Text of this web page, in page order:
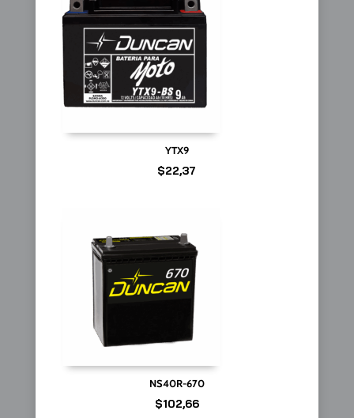
YTX9
$22,37
NS40R-670
$102,66